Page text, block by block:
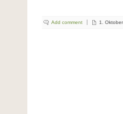
Add comment 1.